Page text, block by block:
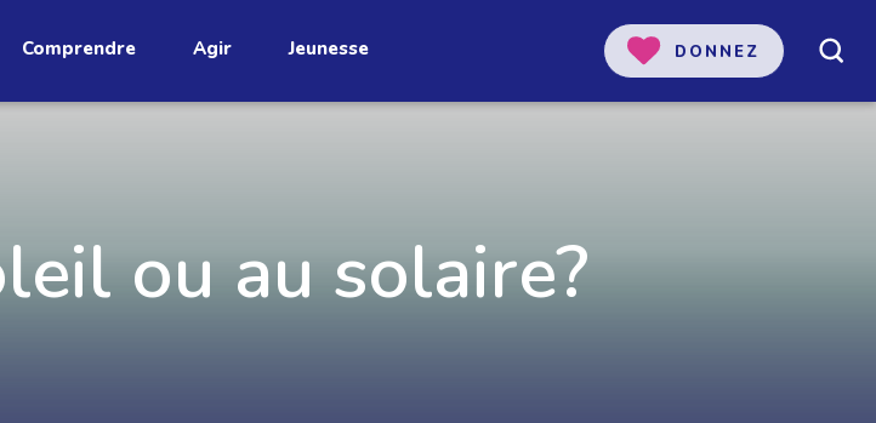
Comprendre Agir Jeunesse DONNEZ
ou au solaire?